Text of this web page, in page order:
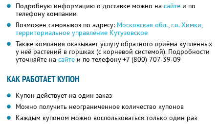
Подробную информацию о доставке можно на сайте и по
телефону компании
Возможен самовывоз по адресу: Московская обл., г.о. Химки,
территориальное управление Кутузовское
Также компания оказывает услугу обратного приёма купленных
у неё растений в горшках (с корневой системой). Подробности
уточняйте на сайте и по телефону+7 (800) 707-39-09
КАК РАБОТАЕТ КУПОН
Купон действует на один заказ
Можно получить неограниченное количество купонов
Каждым купоном можно воспользоваться только один раз